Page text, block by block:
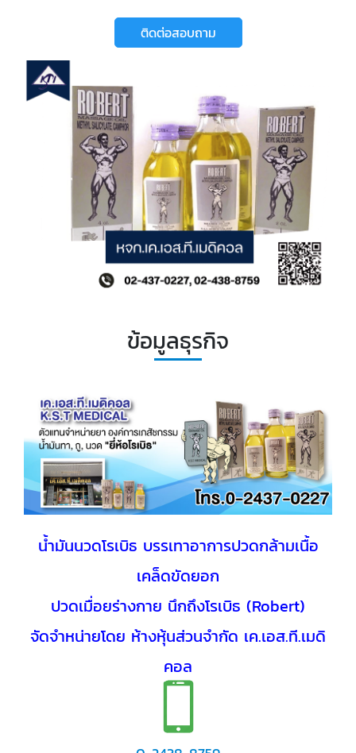
ติดต่อสอบถาม
ข้อมูลธุรกิจ
น้ำมันนวดโรเบิธ บรรเทาอาการปวดกล้ามเนื้อ
เคล็ดขัดยอก
ปวดเมื่อยร่างกาย นึกถึงโรเบิธ (Robert)
จัดจำหน่ายโดย ห้างหุ้นส่วนจำกัด เค.เอส.ที.เมดิ
คอล